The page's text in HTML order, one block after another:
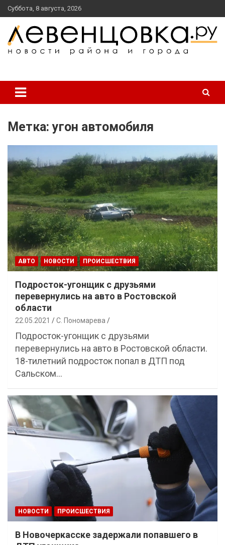
перейти
к
содержанию
Суббота, 8 августа, 2026
Метка:угон автомобиля
АВТО НОВОСТИ ПРОИСШЕСТВИЯ
Подросток-угонщик с друзьями
перевернулись на авто в Ростовской
области
22.05.2021 С. Пономарева
Подросток-угонщик с друзьями
перевернулись на авто в Ростовской области.
18-тилетний подросток попал в ДТП под
Сальском…
НОВОСТИ ПРОИСШЕСТВИЯ
В Новочеркасске задержали попавшего в